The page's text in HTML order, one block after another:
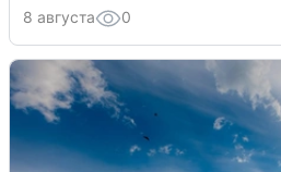
8 августа 0